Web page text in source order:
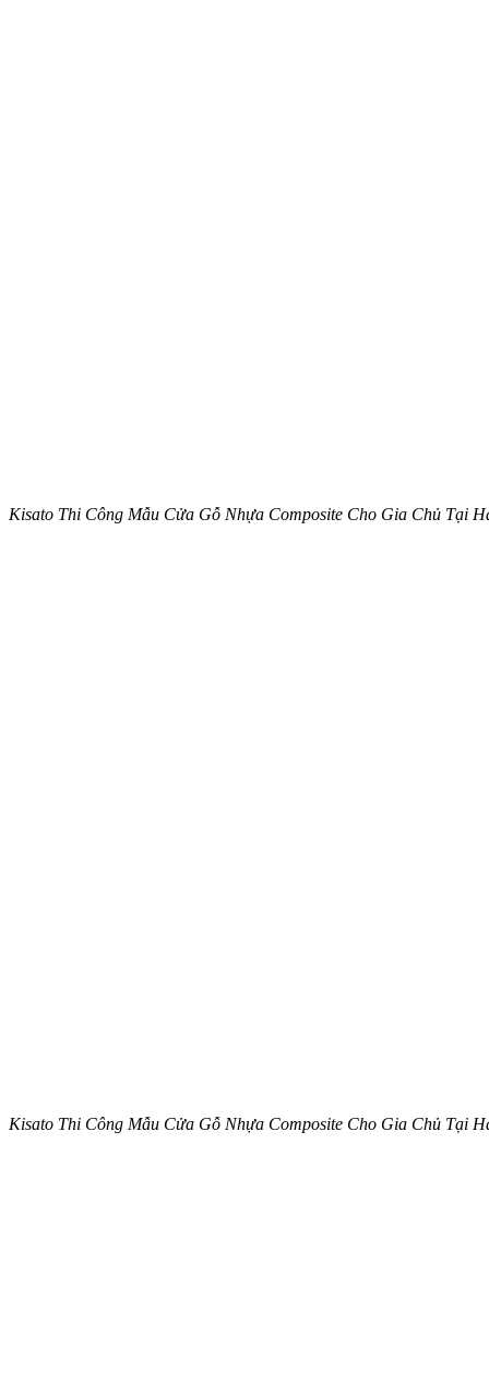
Kisato Thi Công Mẫu Cửa Gỗ Nhựa Composite Cho Gia Chủ Tại
Kisato Thi Công Mẫu Cửa Gỗ Nhựa Composite Cho Gia Chủ Tại